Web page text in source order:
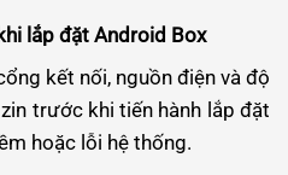
lắp đặt Android Box
kết nối, nguồn điện và độ
trước khi tiến hành lắp đặt
hoặc lỗi hệ thống.